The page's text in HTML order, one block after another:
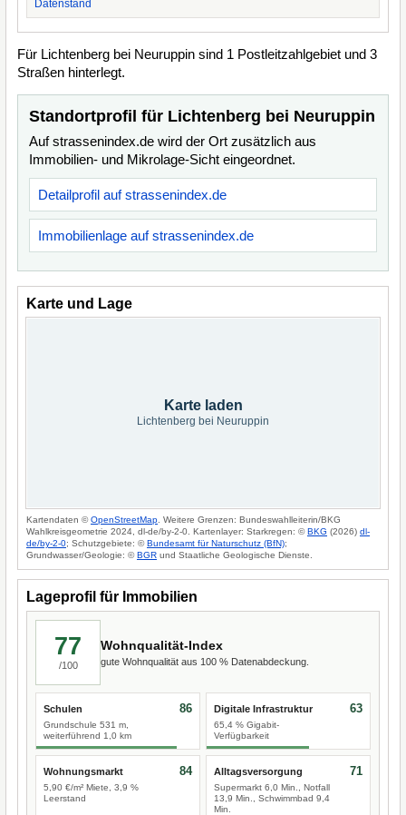
Datenstand
Für Lichtenberg bei Neuruppin sind 1 Postleitzahlgebiet und 3
Straßen hinterlegt.
Standortprofil für Lichtenberg bei Neuruppin
Auf strassenindex.de wird der Ort zusätzlich aus
Immobilien- und Mikrolage-Sicht eingeordnet.
Detailprofil auf strassenindex.de
Immobilienlage auf strassenindex.de
Karte und Lage
Karte laden
Lichtenberg bei Neuruppin
Kartendaten ©OpenStreetMap . Weitere Grenzen: Bundeswahlleiterin/BKG
Wahlkreisgeometrie 2024, dl-de/by-2-0. Kartenlayer: Starkregen: ©BKG (2026) dl-
de/by-2-0; Schutzgebiete: ©Bundesamt für Naturschutz (BfN);
Grundwasser/Geologie: ©BGR und Staatliche Geologische Dienste.
Lageprofil für Immobilien
77
/100
Wohnqualität-Index
gute Wohnqualität aus 100 % Datenabdeckung.
Schulen
Grundschule 531 m,
weiterführend 1,0 km
86 Digitale Infrastruktur
65,4 % Gigabit-
Verfügbarkeit
63
Wohnungsmarkt
5,90 €/m² Miete, 3,9 %
Leerstand
84 Alltagsversorgung
Supermarkt 6,0 Min., Notfall
13,9 Min., Schwimmbad 9,4
Min.
71